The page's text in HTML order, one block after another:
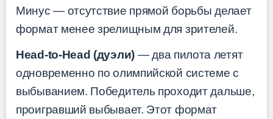
Минус — отсутствие прямой борьбы делает
формат менее зрелищным для зрителей.
Head-to-Head (дуэли) — два пилота летят
одновременно по олимпийской системе с
выбыванием. Победитель проходит дальше,
проигравший выбывает. Этот формат